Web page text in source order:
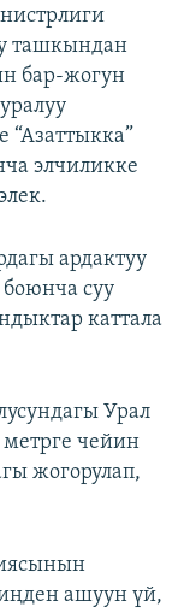
ташкындан
бар-жогун
элчиликке
ардактуу
суу
каттала
Урал
метрге чейин
жогорулап,
ашуун үй,